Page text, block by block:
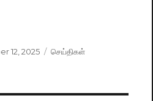
12, 2025 Categories
செய்திகள்